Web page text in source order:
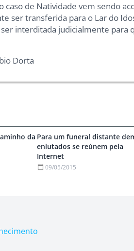
de Natividade vem sendo
ser transferida para o Lar do
interditada judicialmente para
Dorta
da Para um funeral distante
enlutados se reúnem pela
Internet
09/05/2015